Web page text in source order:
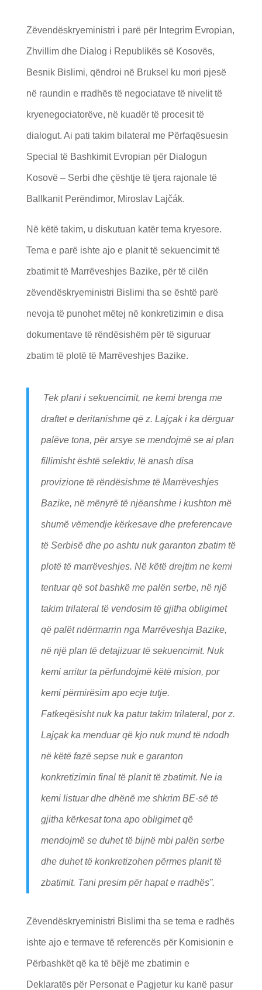
Zëvendëskryeministri i parë për Integrim Evropian,
Zhvillim dhe Dialog i Republikës së Kosovës,
Besnik Bislimi, qëndroi në Bruksel ku mori pjesë
në raundin e rradhës të negociatave të nivelit të
kryenegociatorëve, në kuadër të procesit të
dialogut. Ai pati takim bilateral me Përfaqësuesin
Special të Bashkimit Evropian për Dialogun
Kosovë – Serbi dhe çështje të tjera rajonale të
Ballkanit Perëndimor, Miroslav Lajčák.
Në këtë takim, u diskutuan katër tema kryesore.
Tema e parë ishte ajo e planit të sekuencimit të
zbatimit të Marrëveshjes Bazike, për të cilën
zëvendëskryeministri Bislimi tha se është parë
nevoja të punohet mëtej në konkretizimin e disa
dokumentave të rëndësishëm për të siguruar
zbatim të plotë të Marrëveshjes Bazike.
Tek plani i sekuencimit, ne kemi brenga me
draftet e deritanishme që z. Lajçak i ka dërguar
palëve tona, për arsye se mendojmë se ai plan
fillimisht është selektiv, lë anash disa
provizione të rëndësishme të Marrëveshjes
Bazike, në mënyrë të njëanshme i kushton më
shumë vëmendje kërkesave dhe preferencave
të Serbisë dhe po ashtu nuk garanton zbatim të
plotë të marrëveshjes. Në këtë drejtim ne kemi
tentuar që sot bashkë me palën serbe, në një
takim trilateral të vendosim të gjitha obligimet
që palët ndërmarrin nga Marrëveshja Bazike,
në një plan të detajizuar të sekuencimit. Nuk
kemi arritur ta përfundojmë këtë mision, por
kemi përmirësim apo ecje tutje.
Fatkeqësisht nuk ka patur takim trilateral, por z.
Lajçak ka menduar që kjo nuk mund të ndodh
në këtë fazë sepse nuk e garanton
konkretizimin final të planit të zbatimit. Ne ia
kemi listuar dhe dhënë me shkrim BE-së të
gjitha kërkesat tona apo obligimet që
mendojmë se duhet të bijnë mbi palën serbe
dhe duhet të konkretizohen përmes planit të
zbatimit. Tani presim për hapat e rradhës”.
Zëvendëskryeministri Bislimi tha se tema e radhës
ishte ajo e termave të referencës për Komisionin e
Përbashkët që ka të bëjë me zbatimin e
Deklaratës për Personat e Pagjetur ku kanë pasur